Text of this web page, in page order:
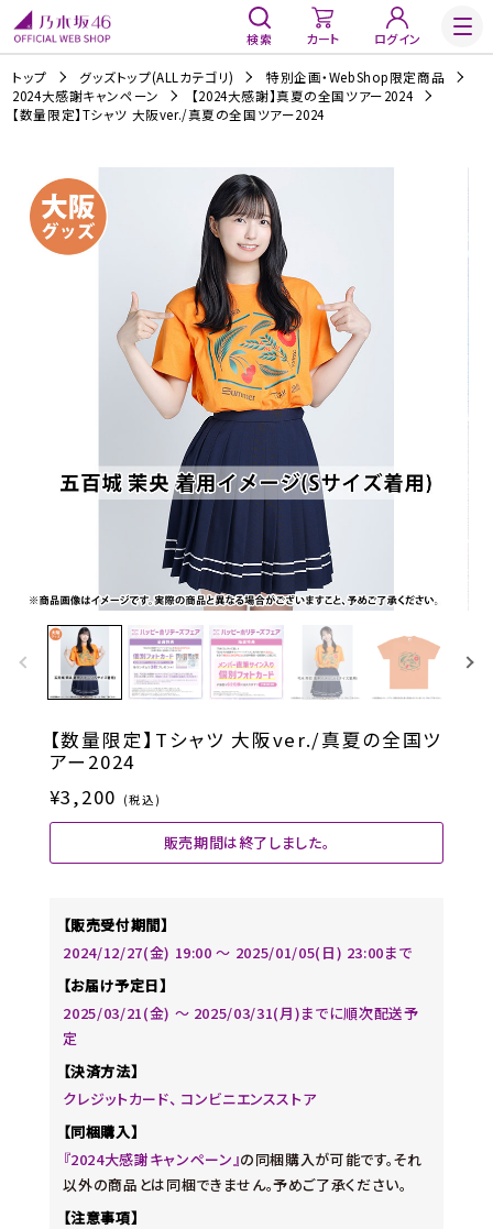
検索 カート ログイン
トップ グッズトップ(ALLカテゴリ)
特別企画・WebShop限定商品
2024大感謝キャンペーン
【2024大感謝】真夏の全国ツアー2024
【数量限定】Tシャツ 大阪ver./真夏の全国ツアー2024
【数量限定】Tシャツ 大阪ver./真夏の全国ツ
アー2024
¥3,200 (税込)
販売期間は終了しました。
【販売受付期間】
2024/12/27(金) 19:00 〜 2025/01/05(日) 23:00まで
【お届け予定日】
2025/03/21(金) ～ 2025/03/31(月)までに順次配送予
定
【決済方法】
クレジットカード、 コンビニエンスストア
【同梱購入】
『2024大感謝キャンペーン』の同梱購入が可能です。それ
以外の商品とは同梱できません。予めご了承ください。
【注意事項】